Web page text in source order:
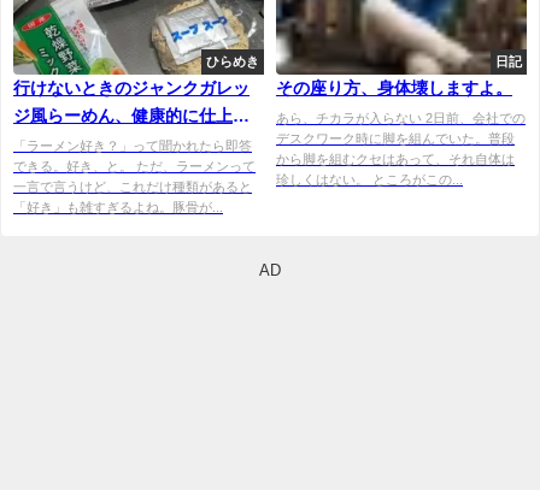
ひらめき
行けないときのジャンクガレッ
ジ風らーめん、健康的に仕上げ
てしまった件
「ラーメン好き？」って聞かれたら即答
できる。好き、と。 ただ、ラーメンって
一言で言うけど、これだけ種類があると
「好き」も雑すぎるよね。豚骨が...
日記
その座り方、身体壊しますよ。
あら、チカラが入らない 2日前、会社での
デスクワーク時に脚を組んでいた。普段
から脚を組むクセはあって、それ自体は
珍しくはない。 ところがこの...
AD